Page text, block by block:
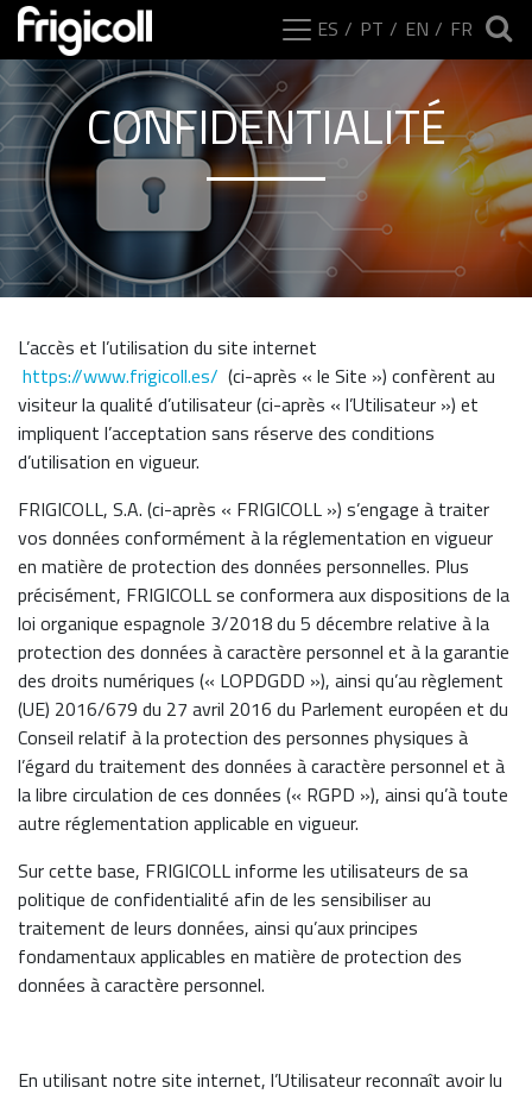
ES PT EN FR
CONFIDENTIALITÉ
L’accès et l’utilisation du site internet
https://www.frigicoll.es/ (ci-après « le Site ») confèrent au
visiteur la qualité d’utilisateur (ci-après « l’Utilisateur ») et
impliquent l’acceptation sans réserve des conditions
d’utilisation en vigueur.
FRIGICOLL, S.A. (ci-après « FRIGICOLL ») s’engage à traiter
vos données conformément à la réglementation en vigueur
en matière de protection des données personnelles. Plus
précisément, FRIGICOLL se conformera aux dispositions de la
loi organique espagnole 3/2018 du 5 décembre relative à la
protection des données à caractère personnel et à la garantie
des droits numériques (« LOPDGDD »), ainsi qu’au règlement
(UE) 2016/679 du 27 avril 2016 du Parlement européen et du
Conseil relatif à la protection des personnes physiques à
l’égard du traitement des données à caractère personnel et à
la libre circulation de ces données (« RGPD »), ainsi qu’à toute
autre réglementation applicable en vigueur.
Sur cette base, FRIGICOLL informe les utilisateurs de sa
politique de confidentialité afin de les sensibiliser au
traitement de leurs données, ainsi qu’aux principes
fondamentaux applicables en matière de protection des
données à caractère personnel.
En utilisant notre site internet, l’Utilisateur reconnaît avoir lu